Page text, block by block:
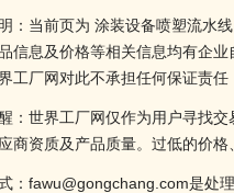
：当前页为 涂装设备喷塑流水
信息及价格等相关信息均有企
工厂网对此不承担任何保证责
：世界工厂网仅作为用户寻找
商资质及产品质量。过低的价
：fawu@gongchang.com是处